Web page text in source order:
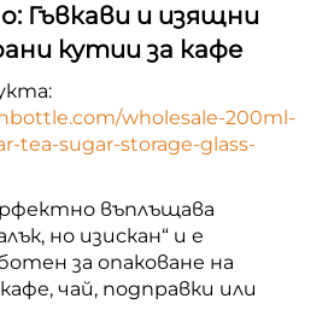
Гъвкави и изящни
кутии за кафе
wholesale-200ml-
tea-sugar-storage-glass-
въплъщава
но изискан“ и е
за опаковане на
чай, подправки или